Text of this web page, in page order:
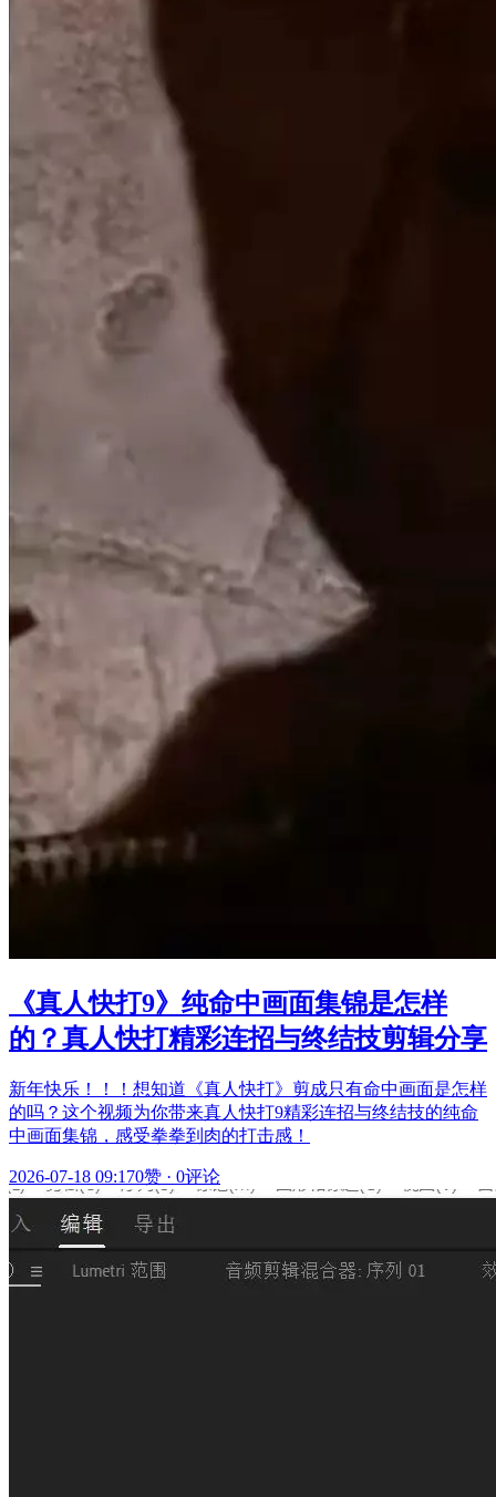
《真人快打9》纯命中画面集锦是怎样
的？真人快打精彩连招与终结技剪辑分享
新年快乐！！！想知道《真人快打》剪成只有命中画面是怎样
的吗？这个视频为你带来真人快打9精彩连招与终结技的纯命
中画面集锦，感受拳拳到肉的打击感！
2026-07-18 09:170赞 · 0评论